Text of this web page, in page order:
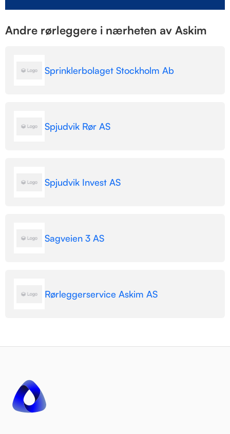
Andre rørleggere i nærheten av Askim
Sprinklerbolaget Stockholm Ab
Spjudvik Rør AS
Spjudvik Invest AS
Sagveien 3 AS
Rørleggerservice Askim AS